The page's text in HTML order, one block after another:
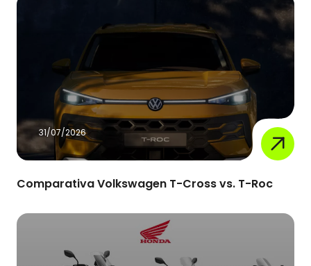
31/07/2026
Comparativa Volkswagen T-Cross vs. T-Roc